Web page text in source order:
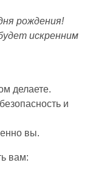
рождения!
искренним
делаете.
и
вы.
вам: